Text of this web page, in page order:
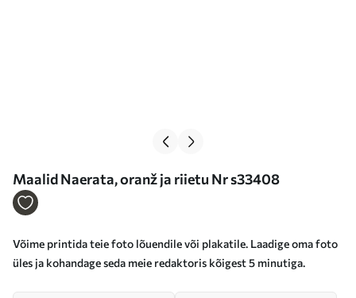
Maalid Naerata, oranž ja riietu Nr s33408
Võime printida teie foto lõuendile või plakatile. Laadige oma foto
üles ja kohandage seda meie redaktoris kõigest 5 minutiga.